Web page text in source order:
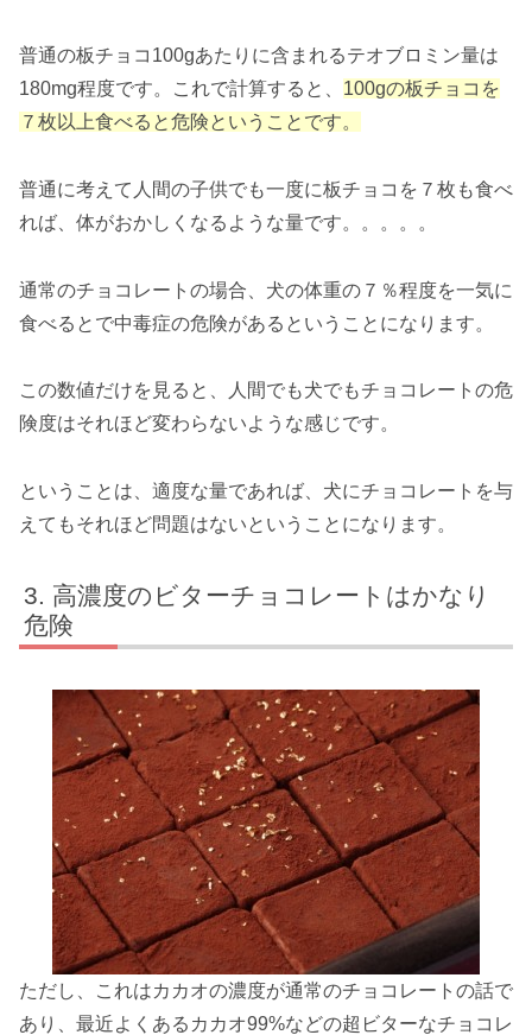
普通の板チョコ100gあたりに含まれるテオブロミン量は
180mg程度です。これで計算すると、 100gの板チョコを
７枚以上食べると危険ということです。
普通に考えて人間の子供でも一度に板チョコを７枚も食べ
れば、体がおかしくなるような量です。。。。。
通常のチョコレートの場合、犬の体重の７％程度を一気に
食べるとで中毒症の危険があるということになります。
この数値だけを見ると、人間でも犬でもチョコレートの危
険度はそれほど変わらないような感じです。
ということは、適度な量であれば、犬にチョコレートを与
えてもそれほど問題はないということになります。
高濃度のビターチョコレートはかなり
危険
ただし、これはカカオの濃度が通常のチョコレートの話で
あり、最近よくあるカカオ99%などの超ビターなチョコレ